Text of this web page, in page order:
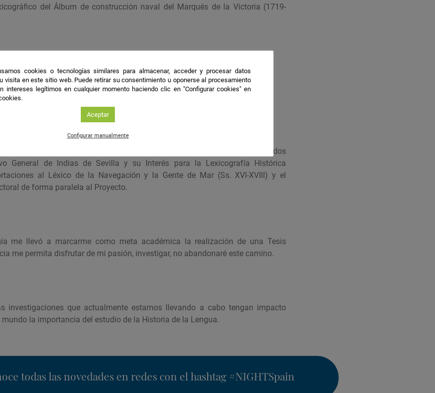
del Álbum de construcción naval del Marqués de la Victoria (1719-
de Italia
Sintaxis Histórica, Dialectología Hispánica.
becaria de investigación en el Proyecto P12-HUM-1195: Los Fondos
General de Indias de Sevilla y su Interés para la Lexicografía Histórica
al Léxico de la Navegación y la Gente de Mar (Ss. XVI-XVIII) y el
de forma paralela al Proyecto.
me llevó a marcarme como meta académica la realización de una Tesis
me permita disfrutar de mi pasión, investigar, no abandonaré este camino.
investigaciones que actualmente estamos llevando a cabo tengan impacto
la importancia del estudio de la Historia de la Lengua.
todas las novedades en redes con el hashtag #NIGHTSpain
cookies o tecnologías similares para almacenar, acceder y procesar datos
visita en este sitio web. Puede retirar su consentimiento u oponerse al procesamiento
intereses legítimos en cualquier momento haciendo clic en "Configurar cookies" en
Aceptar
Configurar manualmente